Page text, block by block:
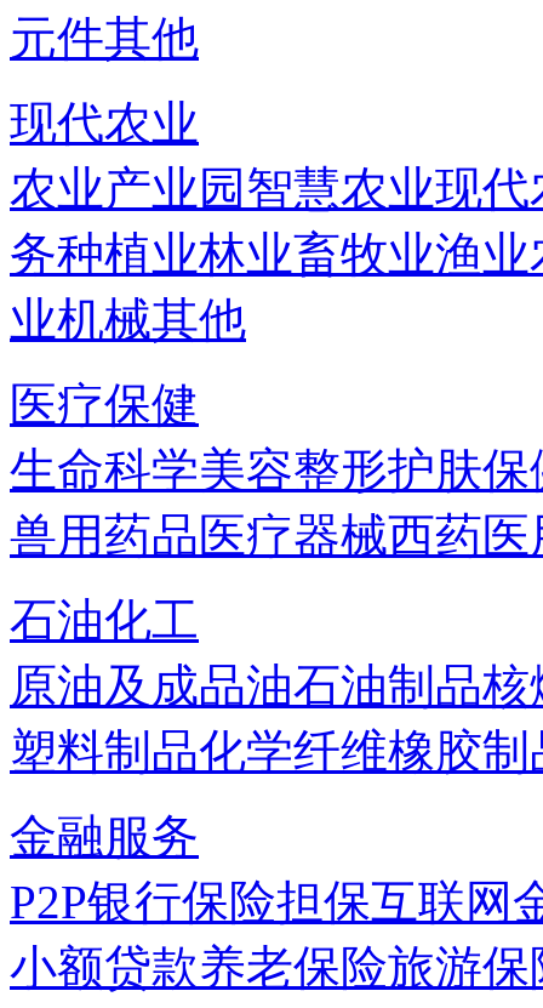
元件其他
现代农业
农业产业园智慧农业现代
务种植业林业畜牧业渔业
业机械其他
医疗保健
生命科学美容整形护肤保
兽用药品医疗器械西药
石油化工
原油及成品油石油制品核
塑料制品化学纤维橡胶制
金融服务
P2P银行保险担保互联网
小额贷款养老保险旅游保